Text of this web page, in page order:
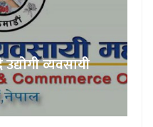
व्यवसायी